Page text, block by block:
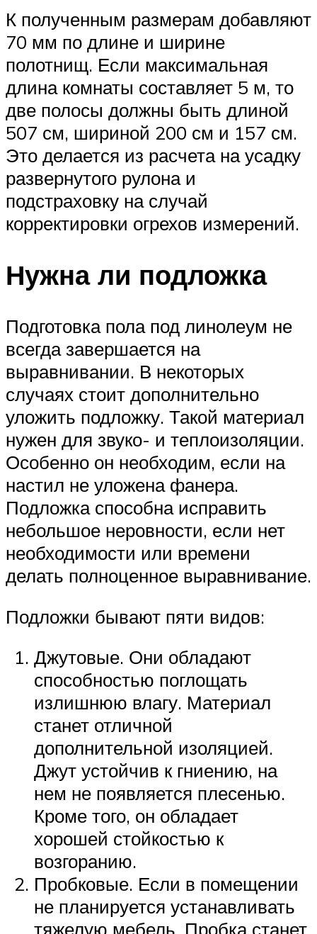
К полученным размерам добавляют
70 мм по длине и ширине
полотнищ. Если максимальная
длина комнаты составляет 5 м, то
две полосы должны быть длиной
507 см, шириной 200 см и 157 см.
Это делается из расчета на усадку
развернутого рулона и
подстраховку на случай
корректировки огрехов измерений.
Нужна ли подложка
Подготовка пола под линолеум не
всегда завершается на
выравнивании. В некоторых
случаях стоит дополнительно
уложить подложку. Такой материал
нужен для звуко- и теплоизоляции.
Особенно он необходим, если на
настил не уложена фанера.
Подложка способна исправить
небольшое неровности, если нет
необходимости или времени
делать полноценное выравнивание.
Подложки бывают пяти видов:
Джутовые. Они обладают
способностью поглощать
излишнюю влагу. Материал
станет отличной
дополнительной изоляцией.
Джут устойчив к гниению, на
нем не появляется плесенью.
Кроме того, он обладает
хорошей стойкостью к
возгоранию.
Пробковые. Если в помещении
не планируется устанавливать
тяжелую мебель. Пробка станет